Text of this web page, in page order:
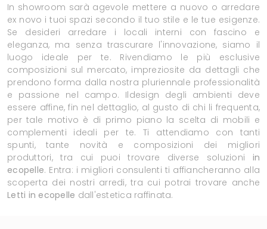
In showroom sarà agevole mettere a nuovo o arredare
ex novo i tuoi spazi secondo il tuo stile e le tue esigenze.
Se desideri arredare i locali interni con fascino e
eleganza, ma senza trascurare l'innovazione, siamo il
luogo ideale per te. Rivendiamo le più esclusive
composizioni sul mercato, impreziosite da dettagli che
prendono forma dalla nostra pluriennale professionalità
e passione nel campo. Ildesign degli ambienti deve
essere affine, fin nel dettaglio, al gusto di chi li frequenta,
per tale motivo è di primo piano la scelta di mobili e
complementi ideali per te. Ti attendiamo con tanti
spunti, tante novità e composizioni dei migliori
produttori, tra cui puoi trovare diverse soluzioni in
ecopelle. Entra: i migliori consulenti ti affiancheranno alla
scoperta dei nostri arredi, tra cui potrai trovare anche
Letti in ecopelle dall'estetica raffinata.